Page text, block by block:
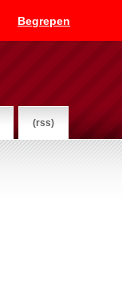
Begrepen
(rss)